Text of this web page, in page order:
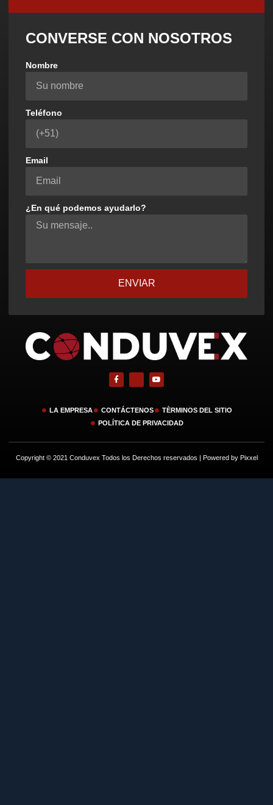
CONVERSE CON NOSOTROS
Nombre
Teléfono
Email
¿En qué podemos ayudarlo?
ENVIAR
LA EMPRESA CONTÁCTENOS
TÈRMINOS DEL SITIO
POLÍTICA DE PRIVACIDAD
Copyright © 2021 Conduvex Todos los Derechos reservados | Powered by Pixxel